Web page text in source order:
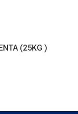
(25KG )